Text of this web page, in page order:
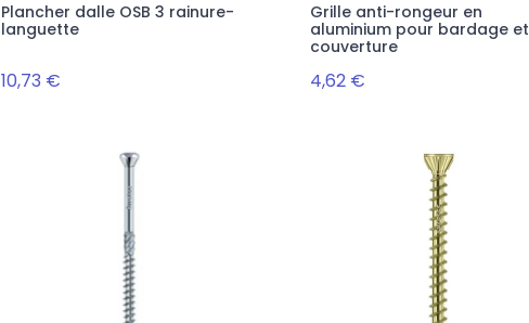
Plancher dalle OSB 3 rainure-
languette
10,73 €
Grille anti-rongeur en
aluminium pour bardage et
couverture
4,62 €